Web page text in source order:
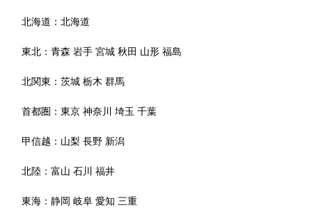
北海道：北海道
東北：青森 岩手 宮城 秋田 山形 福島
北関東：茨城 栃木 群馬
首都圏：東京 神奈川 埼玉 千葉
甲信越： 山梨 長野 新潟
北陸：富山 石川 福井
東海：静岡 岐阜 愛知 三重